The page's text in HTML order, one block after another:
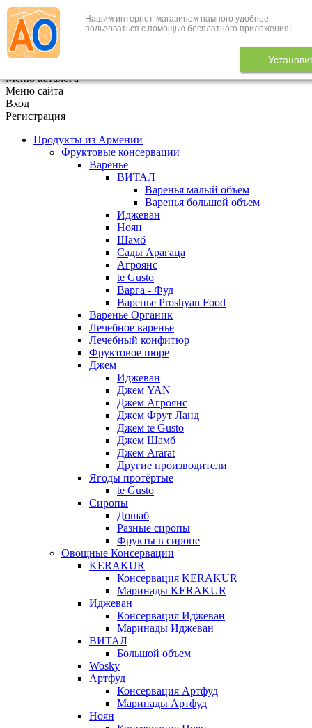
Нашим интернет-магазином намного удобнее
пользоваться с помощью бесплатного приложения!
+7 (495) 646-888-1
В корзине 0
Меню каталога
Меню сайта
Вход
Регистрация
Продукты из Армении
Фруктовые консервации
Варенье
ВИТАЛ
Варенья малый объем
Варенья большой объем
Иджеван
Ноян
Шамб
Сады Арагаца
Агроянс
te Gusto
Варга - Фуд
Варенье Proshyan Food
Варенье Органик
Лечебное варенье
Лечебный конфитюр
Фруктовое пюре
Джем
Иджеван
Джем YAN
Джем Агроянс
Джем Фрут Ланд
Джем te Gusto
Джем Шамб
Джем Ararat
Другие производители
Ягоды протёртые
te Gusto
Сиропы
Дошаб
Разные сиропы
Фрукты в сиропе
Овощные Консервации
KERAKUR
Консервация KERAKUR
Маринады KERAKUR
Иджеван
Консервация Иджеван
Маринады Иджеван
ВИТАЛ
Большой объем
Wosky
Артфуд
Консервация Артфуд
Маринады Артфуд
Ноян